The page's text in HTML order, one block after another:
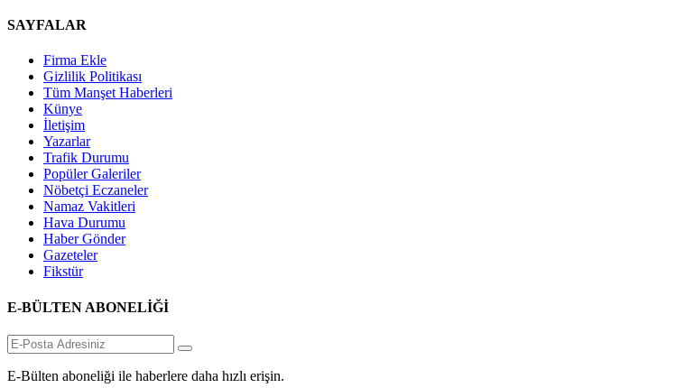
SAYFALAR
Firma Ekle
Gizlilik Politikası
Tüm Manşet Haberleri
Künye
İletişim
Yazarlar
Trafik Durumu
Popüler Galeriler
Nöbetçi Eczaneler
Namaz Vakitleri
Hava Durumu
Haber Gönder
Gazeteler
Fikstür
E-BÜLTEN ABONELİĞİ
E-Bülten aboneliği ile haberlere daha hızlı erişin.